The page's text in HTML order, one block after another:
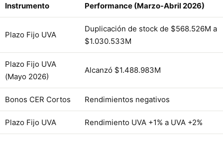
Instrumento Performance (Marzo-Abril 2026)
Plazo Fijo UVA
Duplicación de stock de $568.526M a
$1.030.533M
Plazo Fijo UVA
(Mayo 2026)
Alcanzó $1.488.983M
Bonos CER Cortos Rendimientos negativos
Plazo Fijo UVA Rendimiento UVA +1% a UVA +2%